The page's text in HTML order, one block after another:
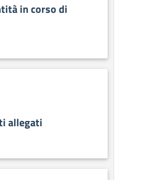
in corso di
allegati